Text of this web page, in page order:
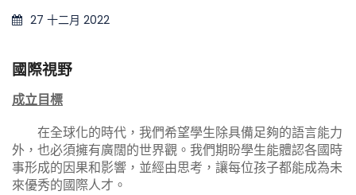
27 十二月 2022
國際視野
成立目標
在全球化的時代，我們希望學生除具備足夠的語言能力
外，也必須擁有廣闊的世界觀。我們期盼學生能體認各國時
事形成的因果和影響，並經由思考，讓每位孩子都能成為未
來優秀的國際人才。